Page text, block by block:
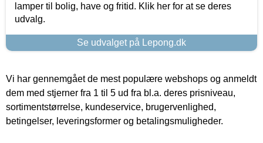
lamper til bolig, have og fritid. Klik her for at se deres
udvalg.
Se udvalget på Lepong.dk
Vi har gennemgået de mest populære webshops og anmeldt
dem med stjerner fra 1 til 5 ud fra bl.a. deres prisniveau,
sortimentstørrelse, kundeservice, brugervenlighed,
betingelser, leveringsformer og betalingsmuligheder.